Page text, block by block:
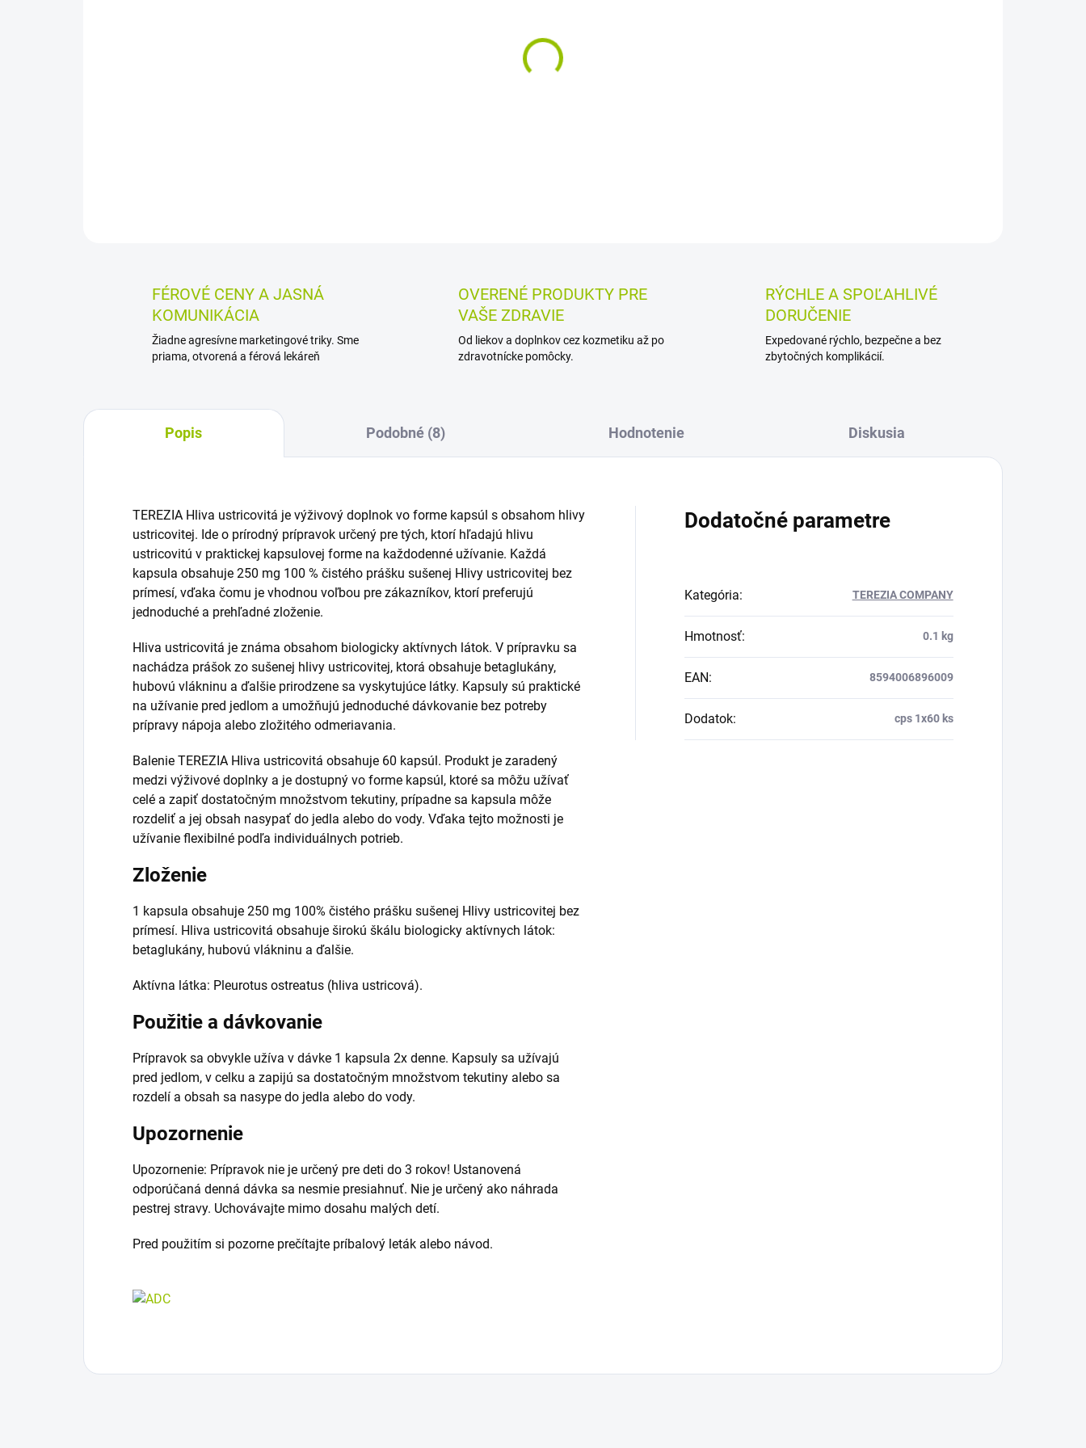
FÉROVÉ CENY A JASNÁ
KOMUNIKÁCIA
Žiadne agresívne marketingové triky. Sme
priama, otvorená a férová lekáreň
OVERENÉ PRODUKTY PRE
VAŠE ZDRAVIE
Od liekov a doplnkov cez kozmetiku až po
zdravotnícke pomôcky.
RÝCHLE A SPOĽAHLIVÉ
DORUČENIE
Expedované rýchlo, bezpečne a bez
zbytočných komplikácií.
Popis Podobné (8) Hodnotenie Diskusia
TEREZIA Hliva ustricovitá je výživový doplnok vo forme kapsúl s obsahom hlivy
ustricovitej. Ide o prírodný prípravok určený pre tých, ktorí hľadajú hlivu
ustricovitú v praktickej kapsulovej forme na každodenné užívanie. Každá
kapsula obsahuje 250 mg 100 % čistého prášku sušenej Hlivy ustricovitej bez
prímesí, vďaka čomu je vhodnou voľbou pre zákazníkov, ktorí preferujú
jednoduché a prehľadné zloženie.
Hliva ustricovitá je známa obsahom biologicky aktívnych látok. V prípravku sa
nachádza prášok zo sušenej hlivy ustricovitej, ktorá obsahuje betaglukány,
hubovú vlákninu a ďalšie prirodzene sa vyskytujúce látky. Kapsuly sú praktické
na užívanie pred jedlom a umožňujú jednoduché dávkovanie bez potreby
prípravy nápoja alebo zložitého odmeriavania.
Balenie TEREZIA Hliva ustricovitá obsahuje 60 kapsúl. Produkt je zaradený
medzi výživové doplnky a je dostupný vo forme kapsúl, ktoré sa môžu užívať
celé a zapiť dostatočným množstvom tekutiny, prípadne sa kapsula môže
rozdeliť a jej obsah nasypať do jedla alebo do vody. Vďaka tejto možnosti je
užívanie flexibilné podľa individuálnych potrieb.
Zloženie
1 kapsula obsahuje 250 mg 100% čistého prášku sušenej Hlivy ustricovitej bez
prímesí. Hliva ustricovitá obsahuje širokú škálu biologicky aktívnych látok:
betaglukány, hubovú vlákninu a ďalšie.
Aktívna látka: Pleurotus ostreatus (hliva ustricová).
Použitie a dávkovanie
Prípravok sa obvykle užíva v dávke 1 kapsula 2x denne. Kapsuly sa užívajú
pred jedlom, v celku a zapijú sa dostatočným množstvom tekutiny alebo sa
rozdelí a obsah sa nasype do jedla alebo do vody.
Upozornenie
Upozornenie: Prípravok nie je určený pre deti do 3 rokov! Ustanovená
odporúčaná denná dávka sa nesmie presiahnuť. Nie je určený ako náhrada
pestrej stravy. Uchovávajte mimo dosahu malých detí.
Pred použitím si pozorne prečítajte príbalový leták alebo návod.
Dodatočné parametre
Kategória: TEREZIA COMPANY
Hmotnosť: 0.1 kg
EAN: 8594006896009
Dodatok: cps 1x60 ks